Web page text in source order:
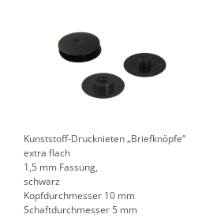
Kunststoff-Drucknieten „Briefknöpfe“
extra flach
1,5 mm Fassung,
schwarz
Kopfdurchmesser 10 mm
Schaftdurchmesser 5 mm